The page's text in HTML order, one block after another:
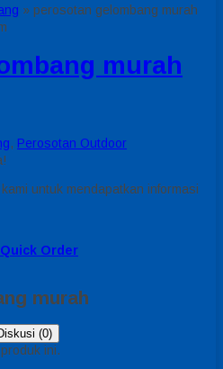
» perosotan gelombang murah
murah
, Perosotan Outdoor
untuk mendapatkan informasi
Quick Order
murah
(0)
ini.